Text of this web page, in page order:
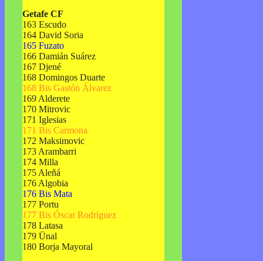
Getafe CF
163 Escudo
164 David Soria
165 Fuzato
166 Damián Suárez
167 Djené
168 Domingos Duarte
168 Bis Gastón Álvarez
169 Alderete
170 Mitrovic
171 Iglesias
171 Bis Carmona
172 Maksimovic
173 Arambarri
174 Milla
175 Aleñá
176 Algobia
176 Bis Mata
177 Portu
177 Bis Óscar Rodríguez
178 Latasa
179 Ünal
180 Borja Mayoral